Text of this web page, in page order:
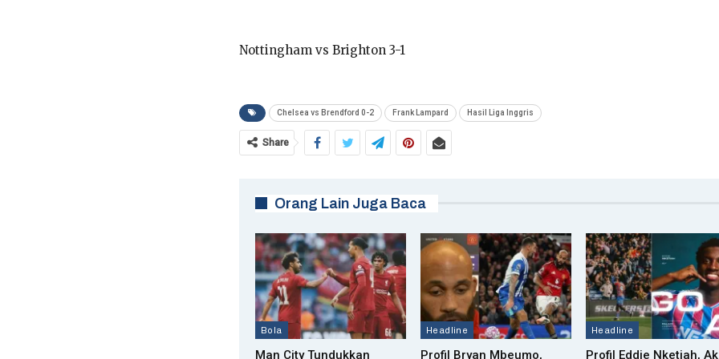
Nottingham vs Brighton 3-1
Chelsea vs Brendford 0-2 Frank Lampard Hasil Liga Inggris
Share
Orang Lain Juga Baca
Bola
Man City Tundukkan
Headline
Profil Bryan Mbeumo,
Headline
Profil Eddie Nketiah,